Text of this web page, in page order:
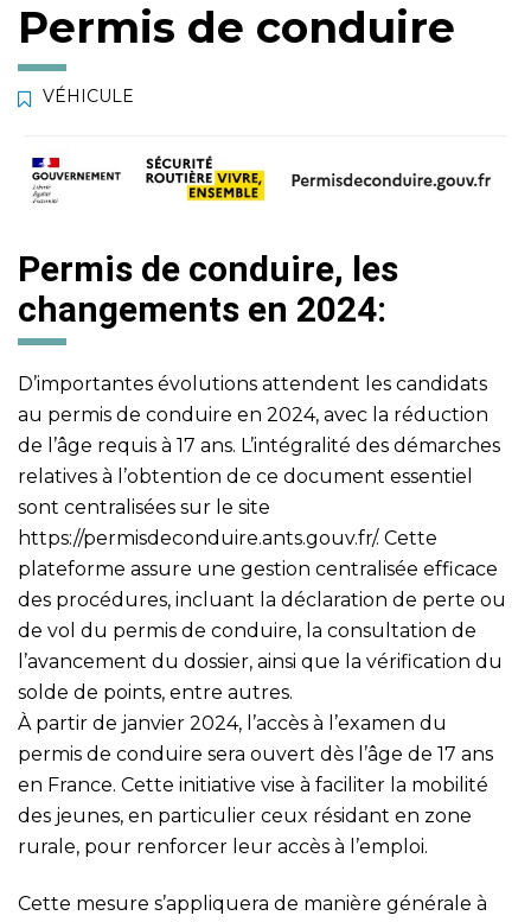
Permis de conduire
VÉHICULE
Permis de conduire, les
changements en 2024:
D’importantes évolutions attendent les candidats
au permis de conduire en 2024, avec la réduction
de l’âge requis à 17 ans. L’intégralité des démarches
relatives à l’obtention de ce document essentiel
sont centralisées sur le site
https://permisdeconduire.ants.gouv.fr/. Cette
plateforme assure une gestion centralisée efficace
des procédures, incluant la déclaration de perte ou
de vol du permis de conduire, la consultation de
l’avancement du dossier, ainsi que la vérification du
solde de points, entre autres.
À partir de janvier 2024, l’accès à l’examen du
permis de conduire sera ouvert dès l’âge de 17 ans
en France. Cette initiative vise à faciliter la mobilité
des jeunes, en particulier ceux résidant en zone
rurale, pour renforcer leur accès à l’emploi.
Cette mesure s’appliquera de manière générale à